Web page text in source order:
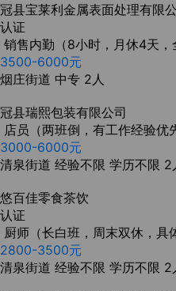
冠县宝莱利金属表面处理有限
认证
销售内勤（8小时，月休4天，
3500-6000元
烟庄街道 中专 2人
冠县瑞熙包装有限公司
店员（两班倒，有工作经验优
3000-6000元
清泉街道 经验不限 学历不限 2
悠百佳零食茶饮
认证
厨师（长白班，周末双休，具
2800-3500元
清泉街道 经验不限 学历不限 2